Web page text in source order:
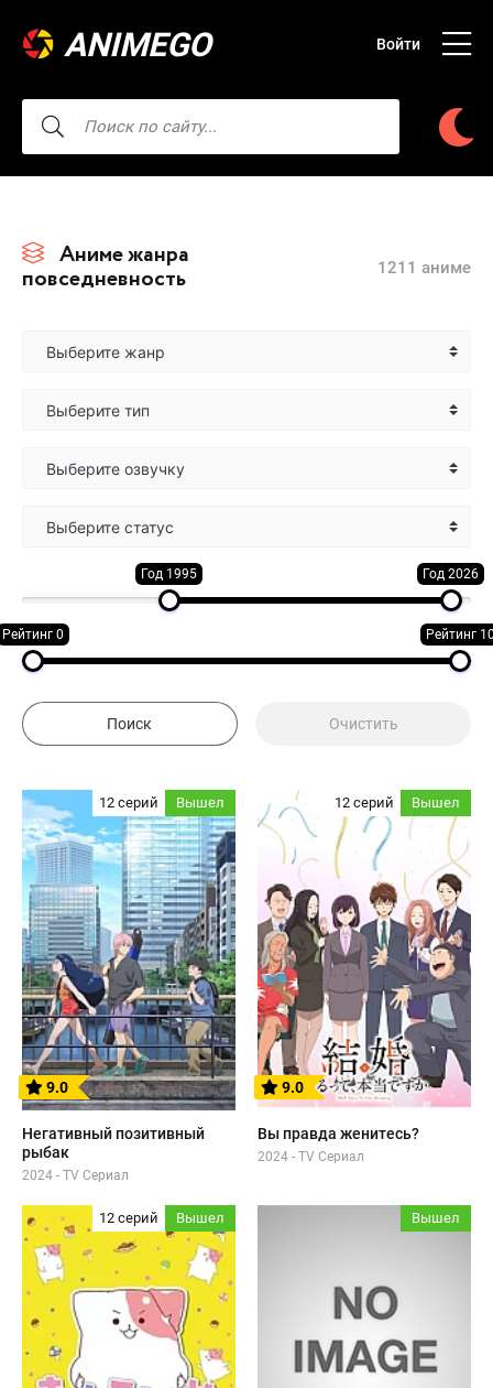
ANIMEGO Войти
Аниме жанра
повседневность 1211 аниме
Выберите жанр
Выберите тип
Выберите озвучку
Выберите статус
Год 1995 Год 2026
Рейтинг 0 Рейтинг
12 серий Вышел
9.0
Негативный позитивный
рыбак
2024 - TV Сериал
12 серий Вышел
9.0
Вы правда женитесь?
2024 - TV Сериал
12 серий Вышел Вышел